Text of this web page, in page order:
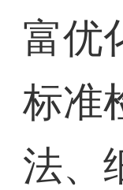
富优
标准
法、